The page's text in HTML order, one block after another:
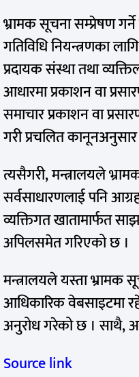
भ्रामक सूचना सम्प्रेषण
गतिविधि नियन्त्रणका
प्रदायक संस्था तथा
आधारमा प्रकाशन वा
समाचार प्रकाशन वा
गरी प्रचलित
त्यसैगरी, मन्त्रालयले
सर्वसाधारणलाई पनि
व्यक्तिगत खातामार्फत
अपिलसमेत गरिएको छ ।
मन्त्रालयले यस्ता भ्रामक
आधिकारिक वेबसाइटमा
अनुरोध गरेको छ । साथै,
Source link